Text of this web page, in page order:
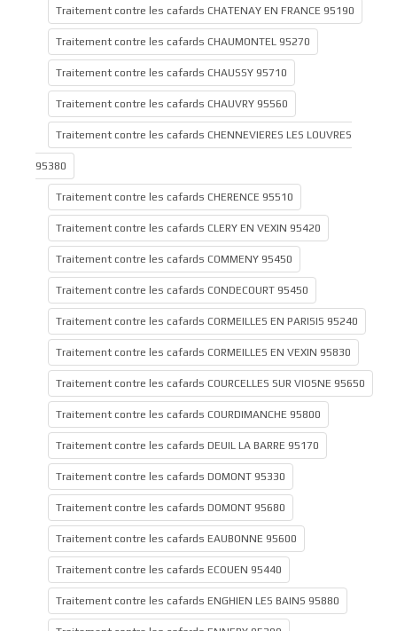
Traitement contre les cafards CHATENAY EN FRANCE 95190
Traitement contre les cafards CHAUMONTEL 95270
Traitement contre les cafards CHAUSSY 95710
Traitement contre les cafards CHAUVRY 95560
Traitement contre les cafards CHENNEVIERES LES LOUVRES
95380
Traitement contre les cafards CHERENCE 95510
Traitement contre les cafards CLERY EN VEXIN 95420
Traitement contre les cafards COMMENY 95450
Traitement contre les cafards CONDECOURT 95450
Traitement contre les cafards CORMEILLES EN PARISIS 95240
Traitement contre les cafards CORMEILLES EN VEXIN 95830
Traitement contre les cafards COURCELLES SUR VIOSNE 95650
Traitement contre les cafards COURDIMANCHE 95800
Traitement contre les cafards DEUIL LA BARRE 95170
Traitement contre les cafards DOMONT 95330
Traitement contre les cafards DOMONT 95680
Traitement contre les cafards EAUBONNE 95600
Traitement contre les cafards ECOUEN 95440
Traitement contre les cafards ENGHIEN LES BAINS 95880